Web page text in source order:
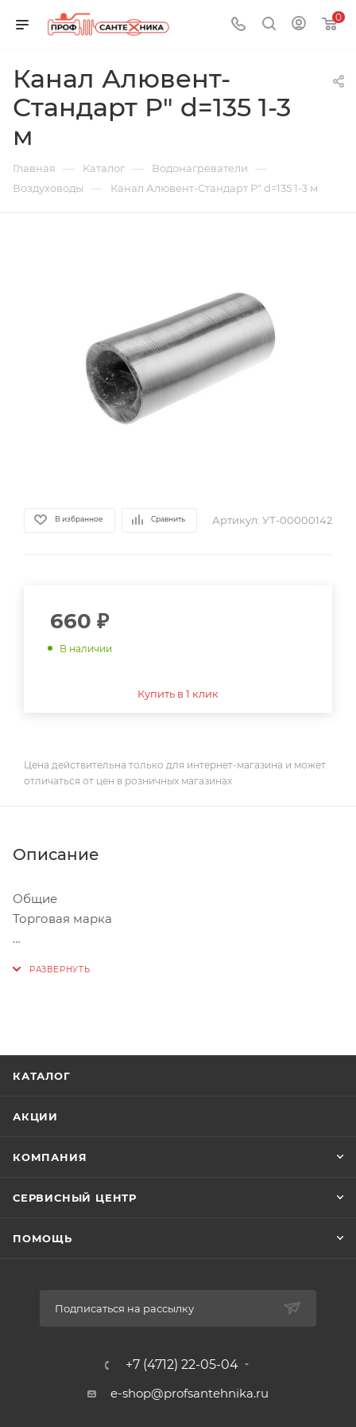
0
Канал Алювент-
Стандарт Р" d=135 1-3
м
Главная — Каталог — Водонагреватели —
Воздуховоды — Канал Алювент-Стандарт Р" d=135 1-3 м
В избранное Сравнить Артикул: УТ-00000142
660 ₽
В наличии
Купить в 1 клик
Цена действительна только для интернет-магазина и может
отличаться от цен в розничных магазинах
Описание
Общие
Торговая марка
Не подлежит сертификации
Состав
Алюминий
В боксе
Индивидуальная упаковка
КАТАЛОГ
АКЦИИ
КОМПАНИЯ
СЕРВИСНЫЙ ЦЕНТР
ПОМОЩЬ
Подписаться на рассылку
+7 (4712) 22-05-04
e-shop@profsantehnika.ru